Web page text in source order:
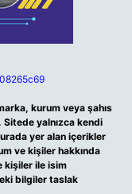
kurum veya şahıs
yalnızca kendi
yer alan içerikler
ve kişiler hakkında
kişiler ile isim
bilgiler taslak